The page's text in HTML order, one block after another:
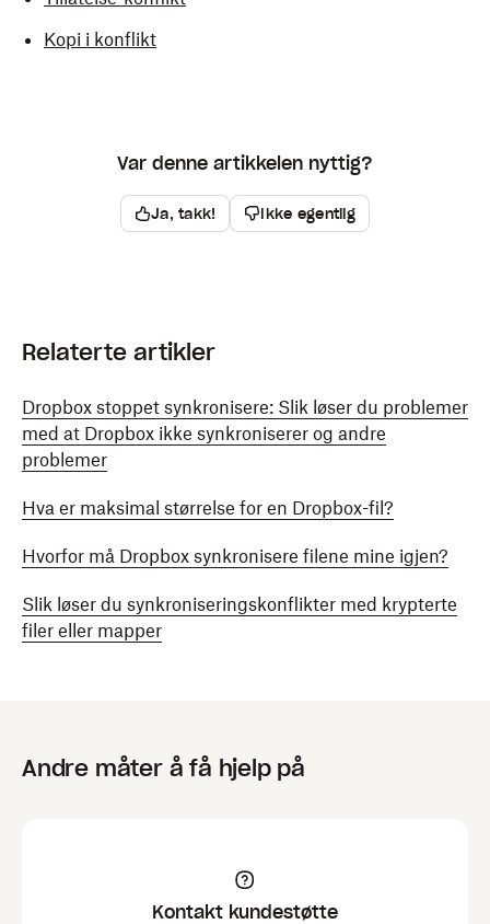
Kopi i konflikt
Var denne artikkelen nyttig?
Ja, takk! Ikke egentlig
Relaterte artikler
Dropbox stoppet synkronisere: Slik løser du problemer
med at Dropbox ikke synkroniserer og andre
problemer
Hva er maksimal størrelse for en Dropbox-fil?
Hvorfor må Dropbox synkronisere filene mine igjen?
Slik løser du synkroniseringskonflikter med krypterte
filer eller mapper
Andre måter å få hjelp på
Kontakt kundestøtte